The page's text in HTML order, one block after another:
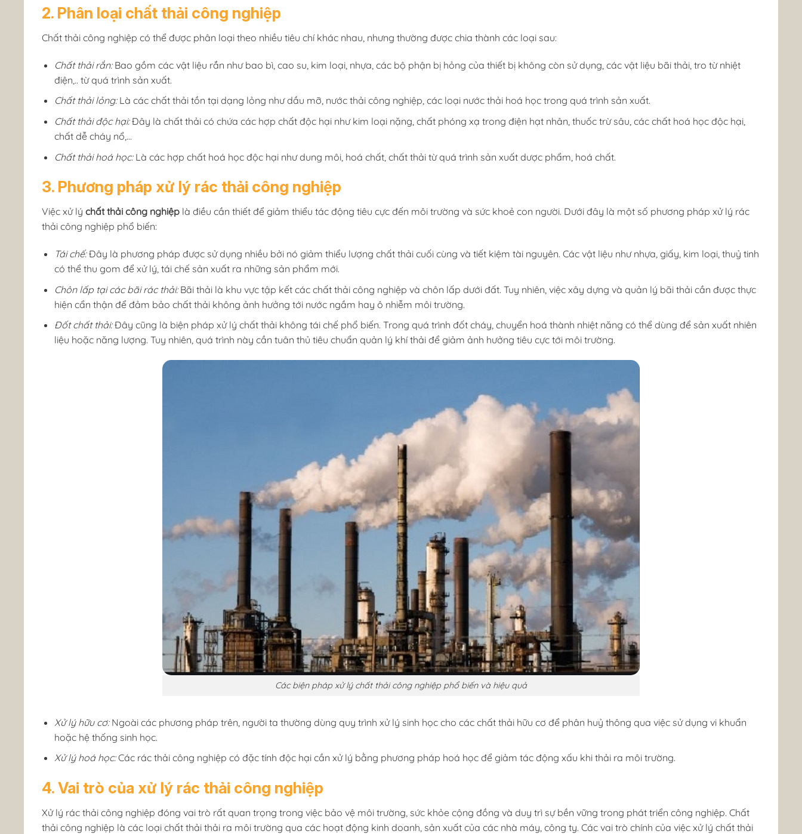
2. Phân loại chất thải công nghiệp
Chất thải công nghiệp có thể được phân loại theo nhiều tiêu chí khác nhau, nhưng thường được chia thành các loại sau:
Chất thải rắn:Bao gồm các vật liệu rắn như bao bì, cao su, kim loại, nhựa, các bộ phận bị hỏng của thiết bị không còn sử dụng, các vật liệu bãi thải, tro từ nhiệt
điện,.. từ quá trình sản xuất.
Chất thải lỏng:Là các chất thải tồn tại dạng lỏng như dầu mỡ, nước thải công nghiệp, các loại nước thải hoá học trong quá trình sản xuất.
Chất thải độc hại:Đây là chất thải có chứa các hợp chất độc hại như kim loại nặng, chất phóng xạ trong điện hạt nhân, thuốc trừ sâu, các chất hoá học độc hại,
chất dễ cháy nổ,…
Chất thải hoá học: Là các hợp chất hoá học độc hại như dung môi, hoá chất, chất thải từ quá trình sản xuất dược phẩm, hoá chất.
3. Phương pháp xử lý rác thải công nghiệp
Việc xử lýchất thải công nghiệp là điều cần thiết để giảm thiểu tác động tiêu cực đến môi trường và sức khoẻ con người. Dưới đây là một số phương pháp xử lý rác
thải công nghiệp phổ biến:
Tái chế:Đây là phương pháp được sử dụng nhiều bởi nó giảm thiểu lượng chất thải cuối cùng và tiết kiệm tài nguyên. Các vật liệu như nhựa, giấy, kim loại, thuỷ tinh
có thể thu gom để xử lý, tái chế sản xuất ra những sản phẩm mới.
Chôn lấp tại các bãi rác thải: Bãi thải là khu vực tập kết các chất thải công nghiệp và chôn lấp dưới đất. Tuy nhiên, việc xây dựng và quản lý bãi thải cần được thực
hiện cẩn thận để đảm bảo chất thải không ảnh hưởng tới nước ngầm hay ô nhiễm môi trường.
Đốt chất thải:Đây cũng là biện pháp xử lý chất thải không tái chế phổ biến. Trong quá trình đốt cháy, chuyển hoá thành nhiệt năng có thể dùng để sản xuất nhiên
liệu hoặc năng lượng. Tuy nhiên, quá trình này cần tuân thủ tiêu chuẩn quản lý khí thải để giảm ảnh hưởng tiêu cực tới môi trường.
Các biện pháp xử lý chất thải công nghiệp phổ biến và hiệu quả
Xử lý hữu cơ:Ngoài các phương pháp trên, người ta thường dùng quy trình xử lý sinh học cho các chất thải hữu cơ để phân huỷ thông qua việc sử dụng vi khuẩn
hoặc hệ thống sinh học.
Xử lý hoá học:Các rác thải công nghiệp có đặc tính độc hại cần xử lý bằng phương pháp hoá học để giảm tác động xấu khi thải ra môi trường.
4. Vai trò của xử lý rác thải công nghiệp
Xử lý rác thải công nghiệp đóng vai trò rất quan trọng trong việc bảo vệ môi trường, sức khỏe cộng đồng và duy trì sự bền vững trong phát triển công nghiệp. Chất
thải công nghiệp là các loại chất thải thải ra môi trường qua các hoạt động kinh doanh, sản xuất của các nhà máy, công ty. Các vai trò chính của việc xử lý chất thải